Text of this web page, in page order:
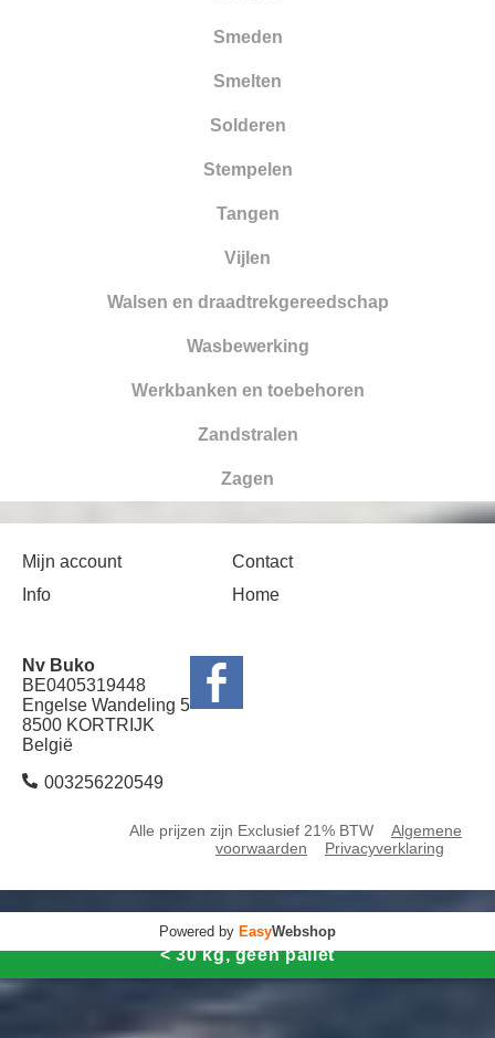
Smeden
Smelten
Solderen
Stempelen
Tangen
Vijlen
Walsen en draadtrekgereedschap
Wasbewerking
Werkbanken en toebehoren
Zandstralen
Zagen
Mijn account
Contact
Info
Home
Nv Buko
BE0405319448
Engelse Wandeling 5
8500 KORTRIJK
België
003256220549
Alle prijzen zijn Exclusief 21% BTW
Algemene
voorwaarden
Privacyverklaring
Powered by EasyWebshop